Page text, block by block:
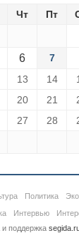
Чт Пт
6 7
13 14
20 21
27 28
Политика
Интервью
и поддержка